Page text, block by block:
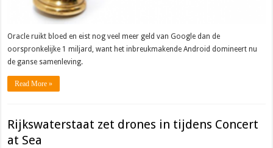
Oracle ruikt bloed en eist nog veel meer geld van Google dan de
oorspronkelijke 1 miljard, want het inbreukmakende Android domineert nu
de ganse samenleving.
Read More »
Rijkswaterstaat zet drones in tijdens Concert
at Sea